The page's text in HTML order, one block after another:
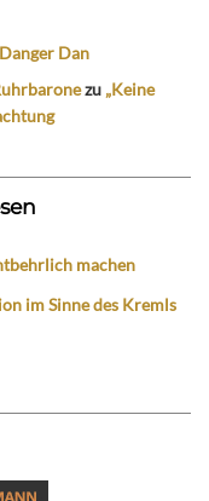
Dan
zu „Keine
machen
im Sinne des Kremls